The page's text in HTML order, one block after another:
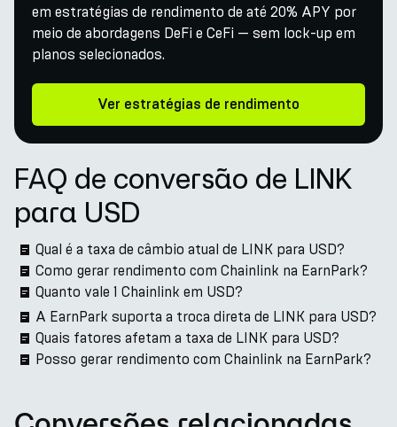
em estratégias de rendimento de até 20% APY por
meio de abordagens DeFi e CeFi — sem lock-up em
planos selecionados.
Ver estratégias de rendimento
FAQ de conversão de LINK
para USD
Qual é a taxa de câmbio atual de LINK para USD?
Como gerar rendimento com Chainlink na EarnPark?
Quanto vale 1 Chainlink em USD?
A EarnPark suporta a troca direta de LINK para USD?
Quais fatores afetam a taxa de LINK para USD?
Posso gerar rendimento com Chainlink na EarnPark?